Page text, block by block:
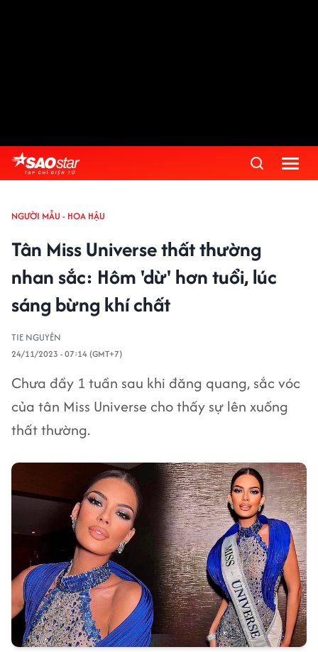
NGƯỜI MẪU - HOA HẬU
Tân Miss Universe thất thường
nhan sắc: Hôm 'dừ' hơn tuổi, lúc
sáng bừng khí chất
TIE NGUYÊN
24/11/2023 - 07:14 (GMT+7)
Chưa đầy 1 tuần sau khi đăng quang, sắc vóc
của tân Miss Universe cho thấy sự lên xuống
thất thường.